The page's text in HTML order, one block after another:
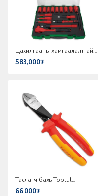
Цахилгааны хамгаалалттай
торцовон ком Toptul
GZC1610
583,000₮
Таслагч бахь Toptul
DGCF2208
66,000₮